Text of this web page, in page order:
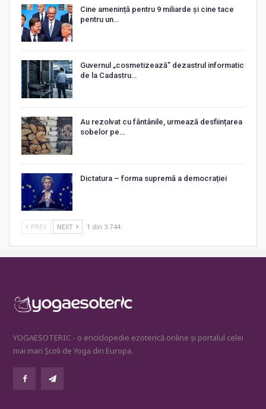
Cine amenință pentru 9 miliarde și cine tace
pentru un…
Guvernul „cosmetizează” dezastrul informatic
de la Cadastru…
Au rezolvat cu fântânile, urmează desființarea
sobelor pe…
Dictatura – forma supremă a democrației
PREV NEXT 1 din 3.744
YOGAESOTERIC - o enciclopedie ezoterică online și portalul celei
mai mari Școli de Yoga din Europa.